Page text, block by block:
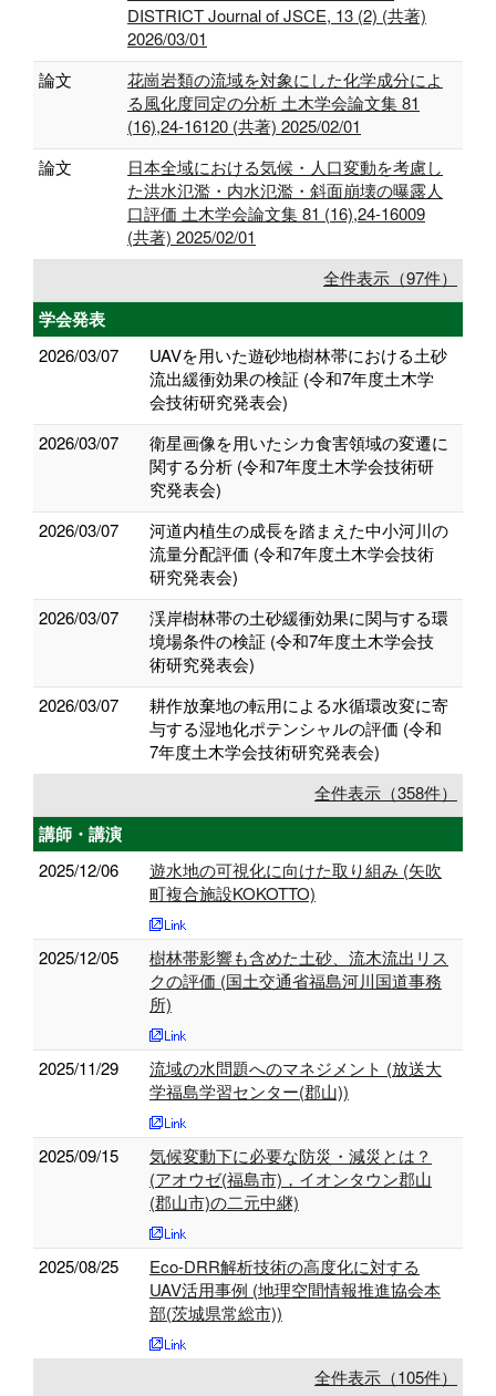
DISTRICT Journal of JSCE, 13 (2) (共著)
2026/03/01
論文
花崗岩類の流域を対象にした化学成分によ
る風化度同定の分析 土木学会論文集 81
(16),24-16120 (共著) 2025/02/01
論文
日本全域における気候・人口変動を考慮し
た洪水氾濫・内水氾濫・斜面崩壊の曝露人
口評価 土木学会論文集 81 (16),24-16009
(共著) 2025/02/01
全件表示（97件）
学会発表
2026/03/07
UAVを用いた遊砂地樹林帯における土砂
流出緩衝効果の検証 (令和7年度土木学
会技術研究発表会)
2026/03/07
衛星画像を用いたシカ食害領域の変遷に
関する分析 (令和7年度土木学会技術研
究発表会)
2026/03/07
河道内植生の成長を踏まえた中小河川の
流量分配評価 (令和7年度土木学会技術
研究発表会)
2026/03/07
渓岸樹林帯の土砂緩衝効果に関与する環
境場条件の検証 (令和7年度土木学会技
術研究発表会)
2026/03/07
耕作放棄地の転用による水循環改変に寄
与する湿地化ポテンシャルの評価 (令和
7年度土木学会技術研究発表会)
全件表示（358件）
講師・講演
2025/12/06
遊水地の可視化に向けた取り組み (矢吹
町複合施設KOKOTTO)
2025/12/05
樹林帯影響も含めた土砂、流木流出リス
クの評価 (国土交通省福島河川国道事務
所)
2025/11/29
流域の水問題へのマネジメント (放送大
学福島学習センター(郡山))
2025/09/15
気候変動下に必要な防災・減災とは？
(アオウゼ(福島市)，イオンタウン郡山
(郡山市)の二元中継)
2025/08/25
Eco-DRR解析技術の高度化に対する
UAV活用事例 (地理空間情報推進協会本
部(茨城県常総市))
全件表示（105件）